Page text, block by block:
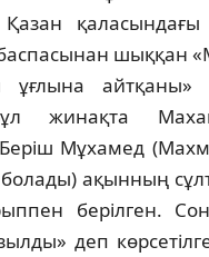
баспасынан шыққан
ұғлына айтқаны»
жинақта
Мұхамед
ақынның
берілген.
деп